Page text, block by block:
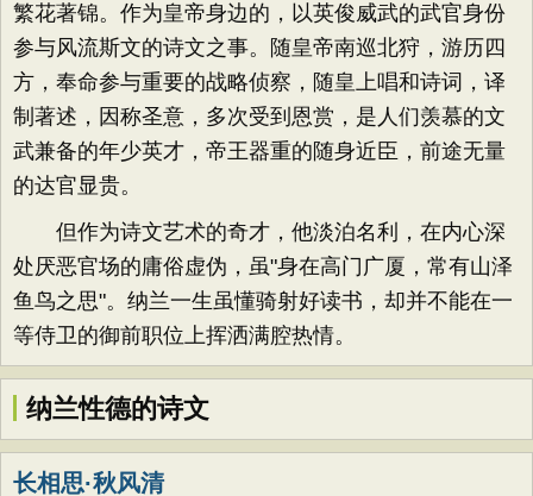
繁花著锦。作为皇帝身边的，以英俊威武的武官身份
参与风流斯文的诗文之事。随皇帝南巡北狩，游历四
方，奉命参与重要的战略侦察，随皇上唱和诗词，译
制著述，因称圣意，多次受到恩赏，是人们羡慕的文
武兼备的年少英才，帝王器重的随身近臣，前途无量
的达官显贵。
但作为诗文艺术的奇才，他淡泊名利，在内心深
处厌恶官场的庸俗虚伪，虽"身在高门广厦，常有山泽
鱼鸟之思"。纳兰一生虽懂骑射好读书，却并不能在一
等侍卫的御前职位上挥洒满腔热情。
纳兰性德的诗文
长相思·秋风清